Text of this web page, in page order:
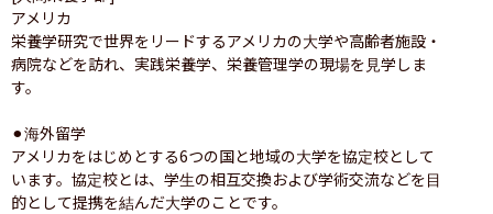
アメリカ
栄養学研究で世界をリードするアメリカの大学や高齢者施設・
病院などを訪れ、実践栄養学、栄養管理学の現場を見学しま
す。
⚫︎海外留学
アメリカをはじめとする6つの国と地域の大学を協定校として
います。協定校とは、学生の相互交換および学術交流などを目
的として提携を結んだ大学のことです。